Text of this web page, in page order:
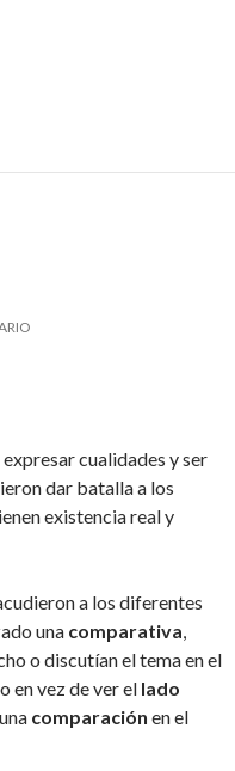
cualidades y ser
dar batalla a los
existencia real y
a los diferentes
una comparativa,
o discutían el tema en el
en vez de ver el lado
comparación en el